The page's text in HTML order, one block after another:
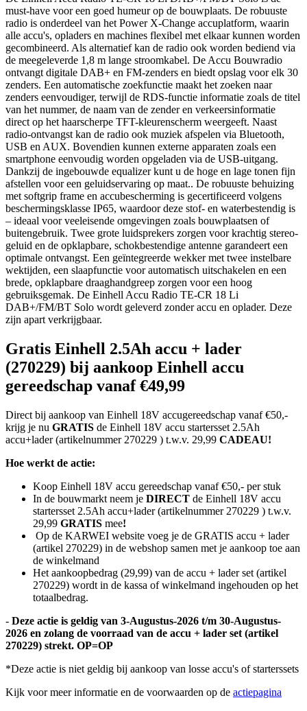
must-have voor een goed humeur op de bouwplaats. De robuuste
radio is onderdeel van het Power X-Change accuplatform, waarin
alle accu's, opladers en machines flexibel met elkaar kunnen worden
gecombineerd. Als alternatief kan de radio ook worden bediend via
de meegeleverde 1,8 m lange stroomkabel. De Accu Bouwradio
ontvangt digitale DAB+ en FM-zenders en biedt opslag voor elk 30
zenders. Een automatische zoekfunctie maakt het zoeken naar
zenders eenvoudiger, terwijl de RDS-functie informatie zoals de titel
van het nummer, de naam van de zender en verkeersinformatie
direct op het haarscherpe TFT-kleurenscherm weergeeft. Naast
radio-ontvangst kan de radio ook muziek afspelen via Bluetooth,
USB en AUX. Bovendien kunnen externe apparaten zoals een
smartphone eenvoudig worden opgeladen via de USB-uitgang.
Dankzij de ingebouwde equalizer kunt u de hoge en lage tonen fijn
afstellen voor een geluidservaring op maat.. De robuuste behuizing
met softgrip frame en accubescherming is gecertificeerd volgens
beschermingsklasse IP65, waardoor deze stof- en waterbestendig is
– ideaal voor veeleisende omgevingen zoals bouwplaatsen of
buitengebruik. Twee grote luidsprekers zorgen voor krachtig stereo-
geluid en de opklapbare, schokbestendige antenne garandeert een
optimale ontvangst. Een geïntegreerde wekker met twee instelbare
wektijden, een slaapfunctie voor automatisch uitschakelen en een
brede, opklapbare draaghandgreep zorgen voor een hoog
gebruiksgemak. De Einhell Accu Radio TE-CR 18 Li
DAB+/FM/BT Solo wordt geleverd zonder accu en oplader. Deze
zijn apart verkrijgbaar.
Gratis Einhell 2.5Ah accu + lader
(270229) bij aankoop Einhell accu
gereedschap vanaf €49,99
Direct bij aankoop van Einhell 18V accugereedschap vanaf €50,-
krijg je nu GRATIS de Einhell 18V accu startersset 2.5Ah
accu+lader (artikelnummer 270229 ) t.w.v. 29,99 CADEAU!
Hoe werkt de actie:
Koop Einhell 18V accu gereedschap vanaf €50,- per stuk
In de bouwmarkt neem je DIRECT de Einhell 18V accu
startersset 2.5Ah accu+lader (artikelnummer 270229 ) t.w.v.
29,99 GRATIS mee!
Op de KARWEI website voeg je de GRATIS accu + lader
(artikel 270229) in de webshop samen met je aankoop toe aan
de winkelmand
Het aankoopbedrag (29,99) van de accu + lader set (artikel
270229) wordt in de kassa of winkelmand ingehouden op het
totaalbedrag.
- Deze actie is geldig van 3-Augustus-2026 t/m 30-Augustus-
2026 en zolang de voorraad van de accu + lader set (artikel
270229) strekt. OP=OP
*Deze actie is niet geldig bij aankoop van losse accu's of starterssets
Kijk voor meer informatie en de voorwaarden op de actiepagina